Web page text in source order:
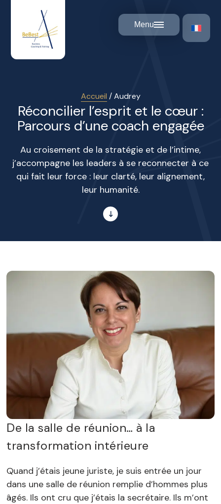
Menu
Accueil /Audrey
Réconcilier l’esprit et le cœur :
Parcours d’une coach engagée
Au croisement de la stratégie et de l’intime,
j’accompagne les leaders à se reconnecter à ce
qui fait leur force : leur clarté, leur alignement,
leur humanité.
De la salle de réunion… à la
transformation intérieure
Quand j’étais jeune juriste, je suis entrée un jour
dans une salle de réunion remplie d’hommes plus
âgés. Ils ont cru que j’étais la secrétaire. Ils m’ont
Panneau de gestion des cookies